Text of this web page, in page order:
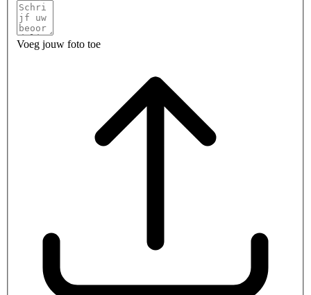
Voeg jouw foto toe